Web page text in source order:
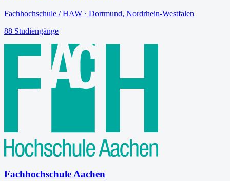
Fachhochschule / HAW · Dortmund, Nordrhein-Westfalen
88 Studiengänge
Fachhochschule Aachen